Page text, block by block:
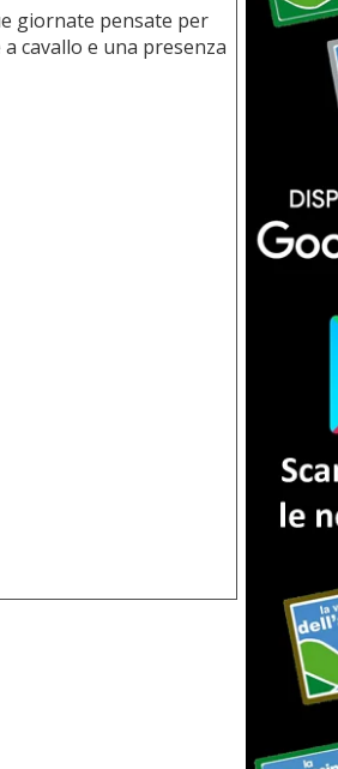
giornate pensate per
cavallo e una presenza